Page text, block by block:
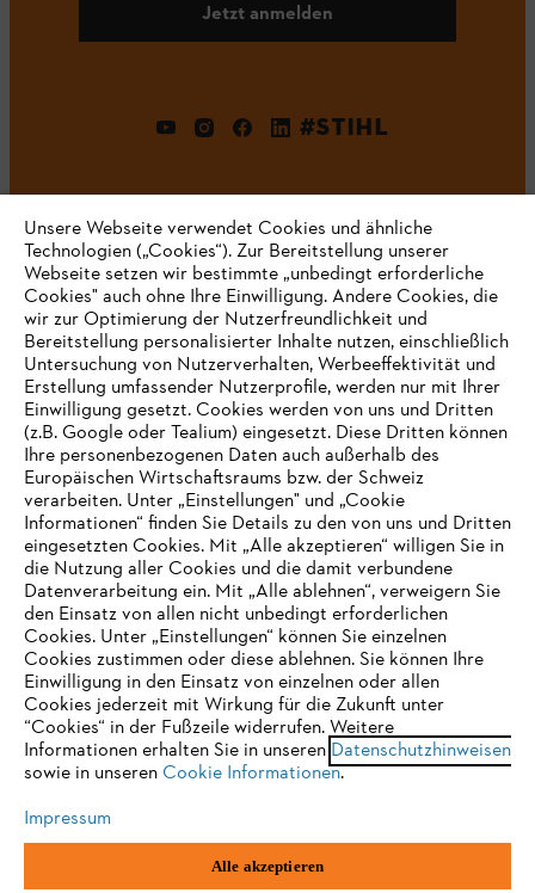
Jetzt anmelden
#STIHL
Unternehmen
Häufig gestellte Fragen
Support
Datenschutz Impressum Cookies
Rechtliche Informationen
IHR BROWSER WIRD NICHT
UNTERSTÜTZT
Sie nutzen einen Browser, den wir noch nicht unterstützen. Für
eine optimale Nutzung unserer Seite empfehlen wir Ihnen, zu
einem der folgenden Browser zu wechseln:
Firefox Chrome
Unsere Webseite verwendet Cookies und ähnliche
Technologien („Cookies“). Zur Bereitstellung unserer
Webseite setzen wir bestimmte „unbedingt erforderliche
Cookies" auch ohne Ihre Einwilligung. Andere Cookies, die
wir zur Optimierung der Nutzerfreundlichkeit und
Bereitstellung personalisierter Inhalte nutzen, einschließlich
Untersuchung von Nutzerverhalten, Werbeeffektivität und
Erstellung umfassender Nutzerprofile, werden nur mit Ihrer
Einwilligung gesetzt. Cookies werden von uns und Dritten
(z.B. Google oder Tealium) eingesetzt. Diese Dritten können
Ihre personenbezogenen Daten auch außerhalb des
Europäischen Wirtschaftsraums bzw. der Schweiz
verarbeiten. Unter „Einstellungen" und „Cookie
Informationen“ finden Sie Details zu den von uns und Dritten
eingesetzten Cookies. Mit „Alle akzeptieren“ willigen Sie in
die Nutzung aller Cookies und die damit verbundene
Datenverarbeitung ein. Mit „Alle ablehnen“, verweigern Sie
den Einsatz von allen nicht unbedingt erforderlichen
Cookies. Unter „Einstellungen“ können Sie einzelnen
Cookies zustimmen oder diese ablehnen. Sie können Ihre
Einwilligung in den Einsatz von einzelnen oder allen
Cookies jederzeit mit Wirkung für die Zukunft unter
“Cookies“ in der Fußzeile widerrufen. Weitere
Informationen erhalten Sie in unseren Datenschutzhinweisen
sowie in unseren Cookie Informationen.
Impressum
Alle akzeptieren